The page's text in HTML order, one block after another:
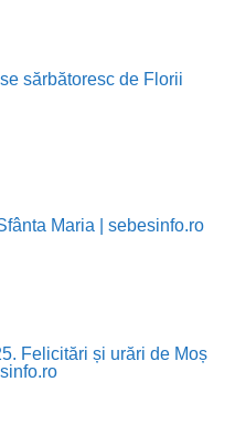
sărbătoresc de Florii
Maria | sebesinfo.ro
Felicitări și urări de Moș